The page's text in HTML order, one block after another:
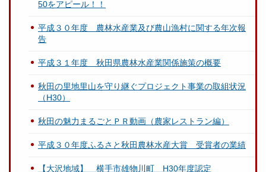
50をアピール！！
平成３０年度 農林水産業及び農山漁村に関する年次報
告
平成３１年度 秋田県農林水産業関係施策の概要
秋田の里地里山を守り継ぐプロジェクト事業の取組状況
（H30）
秋田の魅力まるごとＰＲ動画（農家レストラン編）
平成３０年度ふるさと秋田農林水産大賞 受賞者の業績
【大沢地域】 横手市雄物川町 H30年度認定